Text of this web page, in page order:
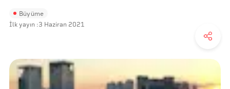
Büyüme
İlk yayın :3 Haziran 2021